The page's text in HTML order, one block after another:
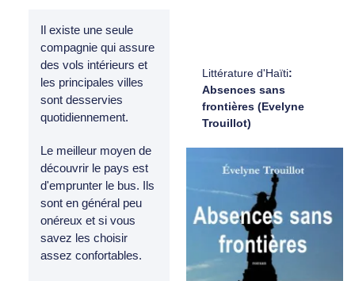
Il existe une seule
compagnie qui assure
des vols intérieurs et
les principales villes
sont desservies
quotidiennement.
Le meilleur moyen de
découvrir le pays est
d'emprunter le bus. Ils
sont en général peu
onéreux et si vous
savez les choisir
assez confortables.
Littérature d'Haïti:
Absences sans
frontières (Evelyne
Trouillot)